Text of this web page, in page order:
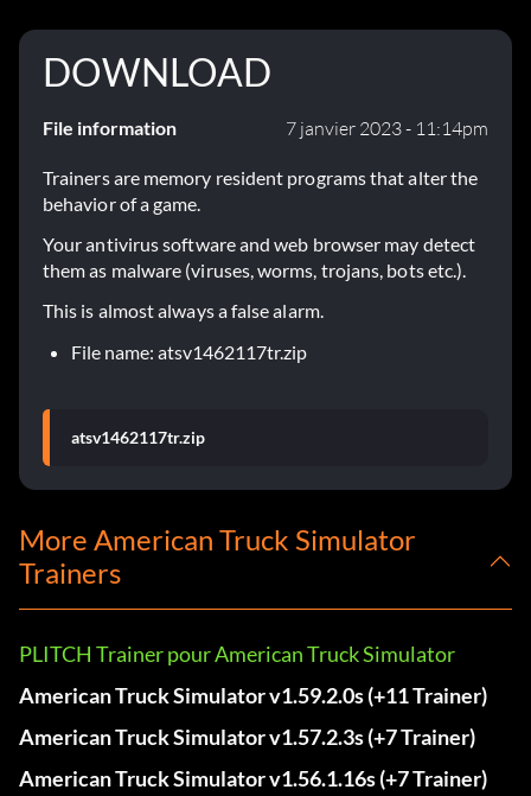
DOWNLOAD
File information 7 janvier 2023 - 11:14pm
Trainers are memory resident programs that alter the
behavior of a game.
Your antivirus software and web browser may detect
them as malware (viruses, worms, trojans, bots etc.).
This is almost always a false alarm.
File name: atsv1462117tr.zip
atsv1462117tr.zip
More American Truck Simulator
Trainers
PLITCH Trainer pour American Truck Simulator
American Truck Simulator v1.59.2.0s (+11 Trainer)
American Truck Simulator v1.57.2.3s (+7 Trainer)
American Truck Simulator v1.56.1.16s (+7 Trainer)